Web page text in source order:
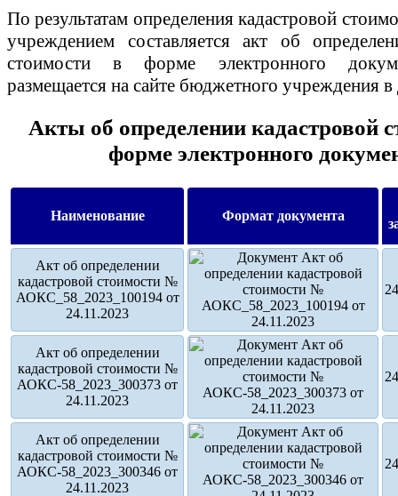
По результатам определения кадастровой
учреждением составляется акт об
стоимости в форме электронного
размещается на сайте бюджетного учреждения в
Акты об определении кадастровой
форме электронного
Наименование Формат документа
Акт об определении
кадастровой стоимости №
АОКС_58_2023_100194 от
24.11.2023
Акт об определении
кадастровой стоимости №
АОКС-58_2023_300373 от
24.11.2023
Акт об определении
кадастровой стоимости №
АОКС-58_2023_300346 от
24.11.2023